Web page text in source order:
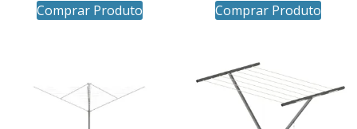
Comprar Produto
Comprar Produto